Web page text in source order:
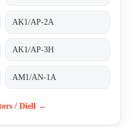
AK1/AP-2A
AK1/AP-3H
AM1/AN-1A
/ Diell →